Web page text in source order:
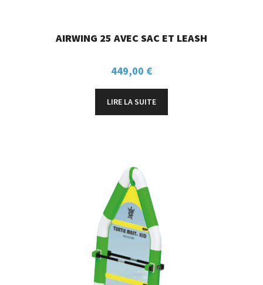
AIRWING 25 AVEC SAC ET LEASH
449,00 €
LIRE LA SUITE